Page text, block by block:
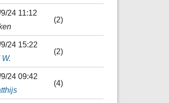
24 11:12
(2)
24 15:22
(2)
24 09:42
(4)